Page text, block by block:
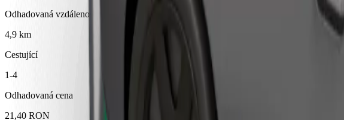
Odhadovaná vzdálenost
4,9 km
Cestující
1-4
Odhadovaná cena
21,40 RON